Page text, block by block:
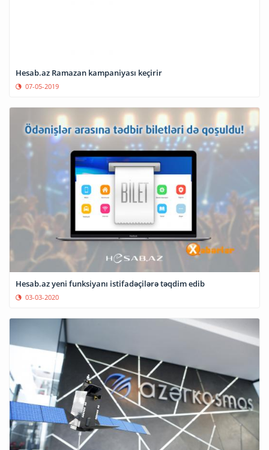
Hesab.az Ramazan kampaniyası keçirir
07-05-2019
Hesab.az yeni funksiyanı istifadəçilərə təqdim edib
03-03-2020